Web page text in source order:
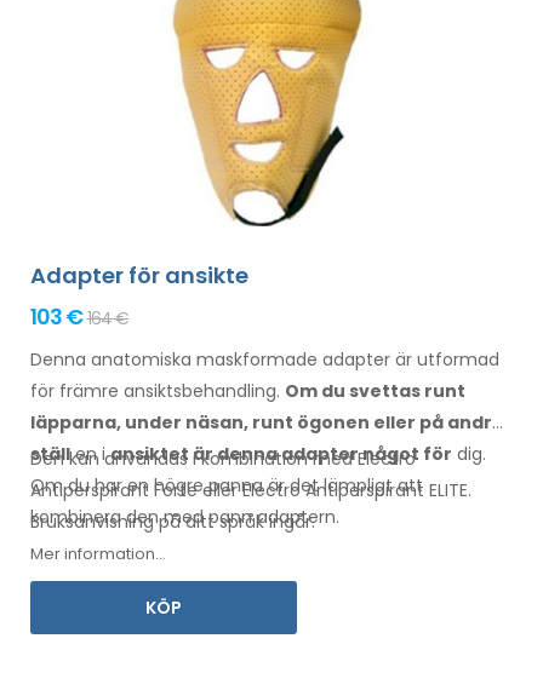
Adapter för ansikte
103 €164 €
Denna anatomiska maskformade adapter är utformad
för främre ansiktsbehandling. Om du svettas runt
läpparna, under näsan, runt ögonen eller på andra
ställen iansiktet ärdenna adapter något för dig.
Omduhar en högre panna är det lämpligt att
kombinera denmed pannadaptern.
Den kan användas i kombination med Electro
Antiperspirant Forte eller Electro Antiperspirant ELITE.
Bruksanvisning på dittspråk ingår.
Mer information...
KÖP